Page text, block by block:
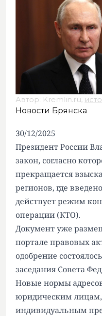
Автор: Kremlin.ru,
Новости Брянска
30/12/2025
Президент России
закон, согласно
прекращается
регионов, где
действует режим
операции (КТО).
Документ уже
портале правовых
одобрение
заседания Совета
Новые нормы
юридическим
индивидуальным